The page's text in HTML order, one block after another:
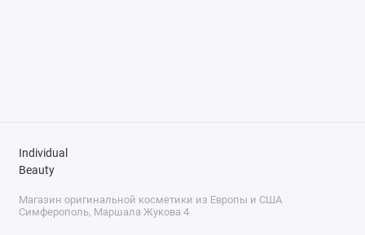
Точилки
Очищение
Individual
Beauty
Магазин оригинальной косметики из Европы и США
Симферополь, Маршала Жукова 4